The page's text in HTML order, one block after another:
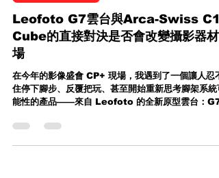
Leofoto G7雲台與Arca-Swiss C1
Cube的直接對決是否會改變攝影器材
場
在今年的影像盛會 CP+ 現場，我遇到了一個讓人忍不
住停下腳步、反覆把玩、甚至開始重新思考腳架系統
能性的產品——來自 Leofoto 的全新原型雲台：G7
頂級神作」的野心之作。 幾乎複製經典？G7 與